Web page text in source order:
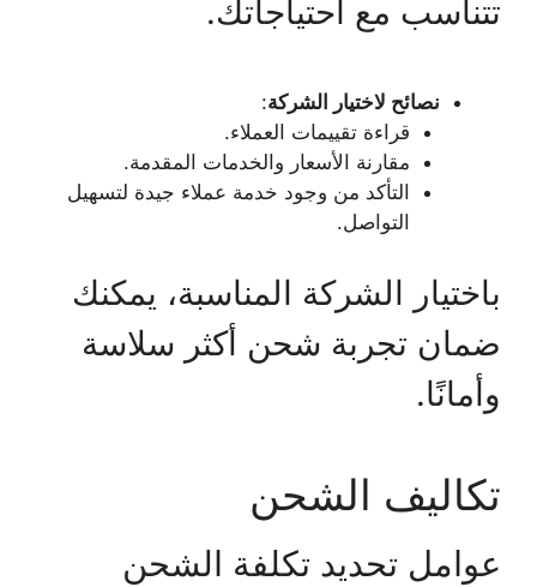
تتناسب مع احتياجاتك.
نصائح لاختيار الشركة:
قراءة تقييمات العملاء.
مقارنة الأسعار والخدمات المقدمة.
التأكد من وجود خدمة عملاء جيدة لتسهيل
التواصل.
باختيار الشركة المناسبة، يمكنك
ضمان تجربة شحن أكثر سلاسة
وأمانًا.
تكاليف الشحن
عوامل تحديد تكلفة الشحن